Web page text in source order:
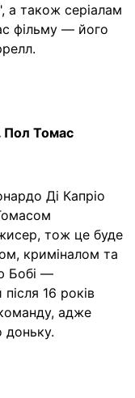
а також серіалам
фільму — його
Пол Томас
Ді Капріо
тож це буде
криміналом та
Бобі —
16 років
адже
доньку.